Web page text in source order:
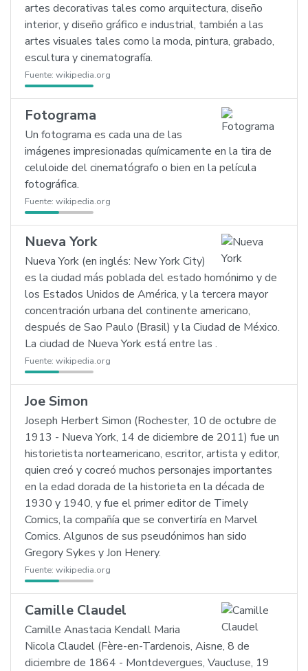
artes decorativas tales como arquitectura, diseño
interior, y diseño gráfico e industrial, también a las
artes visuales tales como la moda, pintura, grabado,
escultura y cinematografía.
Fuente: wikipedia.org
Fotograma
Un fotograma es cada una de las
imágenes impresionadas químicamente en la tira de
celuloide del cinematógrafo o bien en la película
fotográfica.
Fuente: wikipedia.org
Nueva York
Nueva York (en inglés: New York City)
es la ciudad más poblada del estado homónimo y de
los Estados Unidos de América, y la tercera mayor
concentración urbana del continente americano,
después de Sao Paulo (Brasil) y la Ciudad de México.
La ciudad de Nueva York está entre las .
Fuente: wikipedia.org
Joe Simon
Joseph Herbert Simon (Rochester, 10 de octubre de
1913 - Nueva York, 14 de diciembre de 2011) fue un
historietista norteamericano, escritor, artista y editor,
quien creó y cocreó muchos personajes importantes
en la edad dorada de la historieta en la década de
1930 y 1940, y fue el primer editor de Timely
Comics, la compañía que se convertiría en Marvel
Comics. Algunos de sus pseudónimos han sido
Gregory Sykes y Jon Henery.
Fuente: wikipedia.org
Camille Claudel
Camille Anastacia Kendall Maria
Nicola Claudel (Fère-en-Tardenois, Aisne, 8 de
diciembre de 1864 - Montdevergues, Vaucluse, 19